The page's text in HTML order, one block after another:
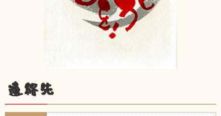
連絡先